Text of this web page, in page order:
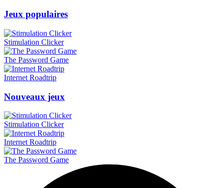
Jeux populaires
Stimulation Clicker
The Password Game
Internet Roadtrip
Nouveaux jeux
Stimulation Clicker
Internet Roadtrip
The Password Game